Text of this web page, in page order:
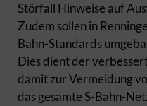
Störfall Hinweise auf
Zudem sollen in
Bahn-Standards
Dies dient der
damit zur Vermeidung
das gesamte S-Bahn-